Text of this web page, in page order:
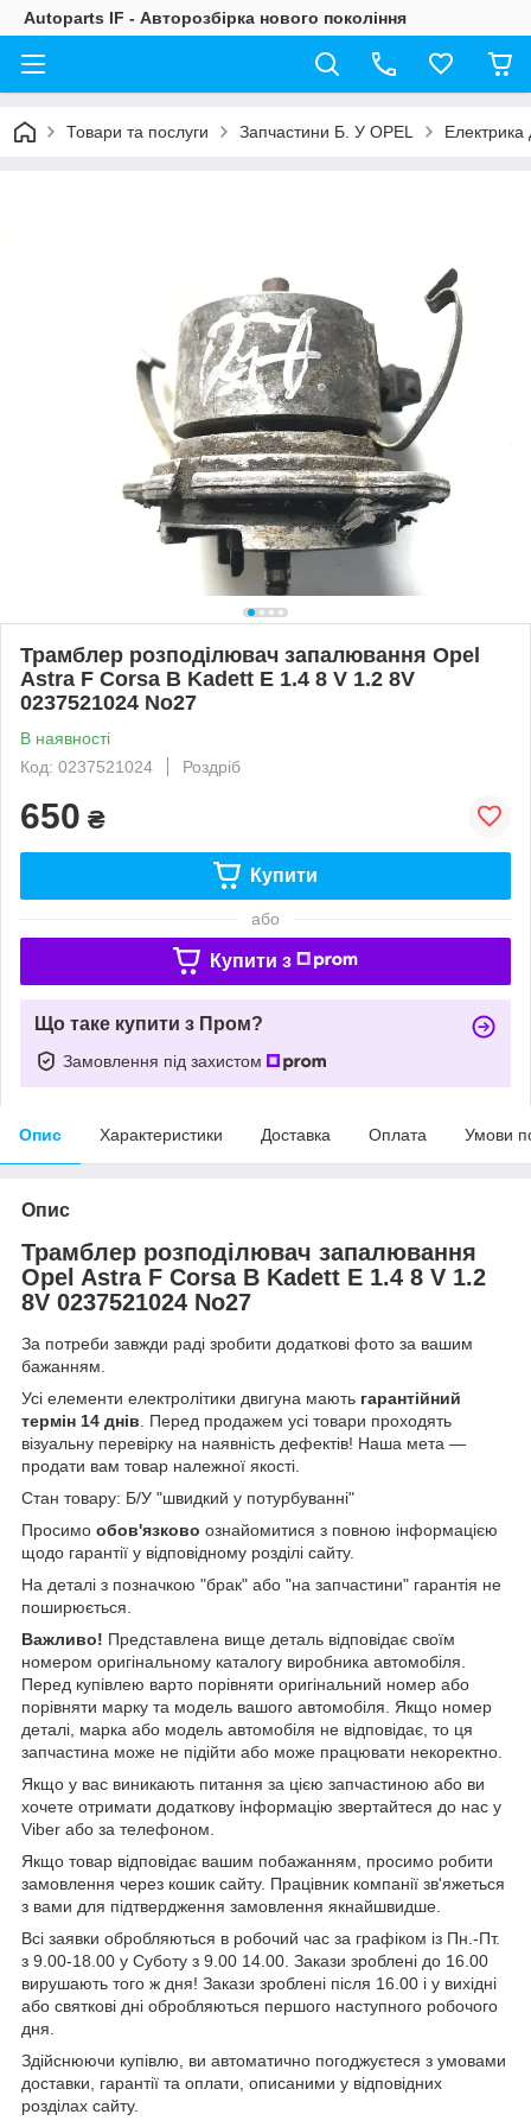
Autoparts IF - Авторозбірка нового покоління
Товари та послуги Запчастини Б. У OPEL Електрика
Трамблер розподілювач запалювання Opel
Astra F Corsa B Kadett E 1.4 8 V 1.2 8V
0237521024 No27
В наявності
Код: 0237521024
Роздріб
650 ₴
Купити
або
Купити з
Що таке купити з Пром?
Замовлення під захистом
Опис Характеристики Доставка Оплата Умови
Опис
Трамблер розподілювач запалювання
Opel Astra F Corsa B Kadett E 1.4 8 V 1.2
8V 0237521024 No27
За потреби завжди раді зробити додаткові фото за вашим
бажанням.
Усі елементи електролітики двигуна мають гарантійний
термін 14 днів. Перед продажем усі товари проходять
візуальну перевірку на наявність дефектів! Наша мета —
продати вам товар належної якості.
Стан товару: Б/У "швидкий у потурбуванні"
Просимо обов'язково ознайомитися з повною інформацією
щодо гарантії у відповідному розділі сайту.
На деталі з позначкою "брак" або "на запчастини" гарантія не
поширюється.
Важливо! Представлена вище деталь відповідає своїм
номером оригінальному каталогу виробника автомобіля.
Перед купівлею варто порівняти оригінальний номер або
порівняти марку та модель вашого автомобіля. Якщо номер
деталі, марка або модель автомобіля не відповідає, то ця
запчастина може не підійти або може працювати некоректно.
Якщо у вас виникають питання за цією запчастиною або ви
хочете отримати додаткову інформацію звертайтеся до нас у
Viber або за телефоном.
Якщо товар відповідає вашим побажанням, просимо робити
замовлення через кошик сайту. Працівник компанії зв'яжеться
з вами для підтвердження замовлення якнайшвидше.
Всі заявки обробляються в робочий час за графіком із Пн.-Пт.
з 9.00-18.00 у Суботу з 9.00 14.00. Закази зроблені до 16.00
вирушають того ж дня! Закази зроблені після 16.00 і у вихідні
або святкові дні обробляються першого наступного робочого
дня.
Здійснюючи купівлю, ви автоматично погоджуєтеся з умовами
доставки, гарантії та оплати, описаними у відповідних
розділах сайту.